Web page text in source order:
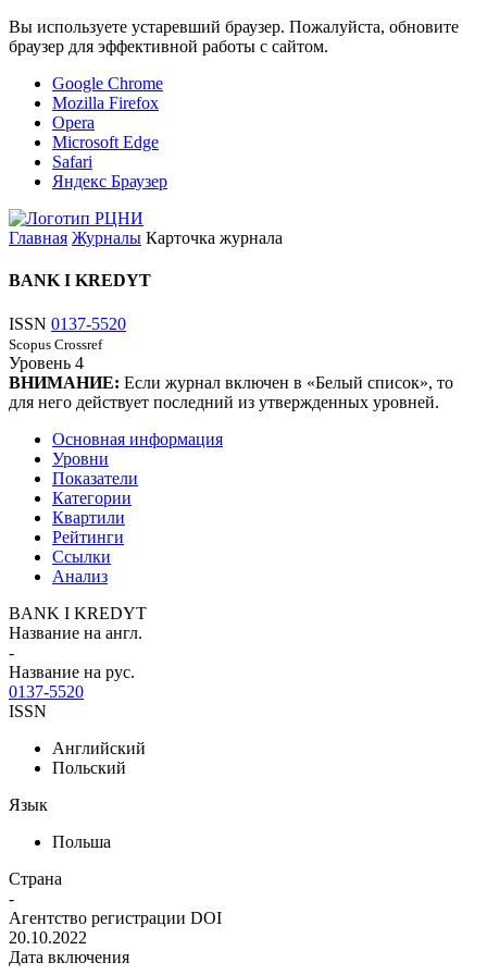
Вы используете устаревший браузер. Пожалуйста, обновите
браузер для эффективной работы с сайтом.
Google Chrome
Mozilla Firefox
Opera
Microsoft Edge
Safari
Яндекс Браузер
Главная Журналы Карточка журнала
BANK I KREDYT
ISSN 0137-5520
Scopus Crossref
Уровень 4
ВНИМАНИЕ: Если журнал включен в «Белый список», то
для него действует последний из утвержденных уровней.
Основная информация
Уровни
Показатели
Категории
Квартили
Рейтинги
Ссылки
Анализ
BANK I KREDYT
Название на англ.
-
Название на рус.
0137-5520
ISSN
Английский
Польский
Язык
Польша
Страна
-
Агентство регистрации DOI
20.10.2022
Дата включения